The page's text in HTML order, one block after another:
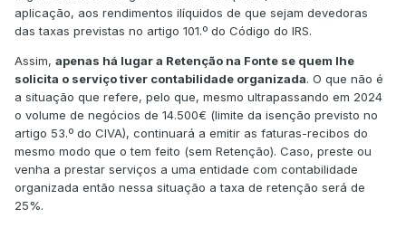
contabilidade organizada, como posso gerir esta logística
que implica a entrega do valor da retenção na fonte ao
alternativa para esta situação? É que pedir a cada pessoa
que sigo para que a partir de uma determinada altura do
ano tenha a responsabilidade de entregar um valor ao
estado torna-se algo complicado, a maioria das pessoas
não está familiarizada com a burocracia que são os recibos
verdes, e não estou propriamente a lidar com empresas (ou
similares) que tem alguém a fazer este processo por eles.
Já para não falar que teria de "partilhar" o meu rendimento
anual com as pessoas que estou a acompanhar.
aplicação, aos rendimentos ilíquidos de que sejam devedoras
das taxas previstas no artigo 101.º do Código do IRS.
Assim, apenas há lugar a Retenção na Fonte se quem lhe
solicita o serviço tiver contabilidade organizada. O que não é
a situação que refere, pelo que, mesmo ultrapassando em 2024
o volume de negócios de 14.500€ (limite da isenção previsto no
artigo 53.º do CIVA), continuará a emitir as faturas-recibos do
mesmo modo que o tem feito (sem Retenção). Caso, preste ou
venha a prestar serviços a uma entidade com contabilidade
organizada então nessa situação a taxa de retenção será de
25%.